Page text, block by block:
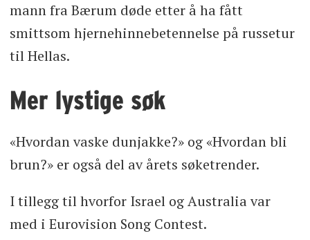
mann fra Bærum døde etter å ha fått
smittsom hjernehinnebetennelse på russetur
til Hellas.
Mer lystige søk
«Hvordan vaske dunjakke?» og «Hvordan bli
brun?» er også del av årets søketrender.
I tillegg til hvorfor Israel og Australia var
med i Eurovision Song Contest.